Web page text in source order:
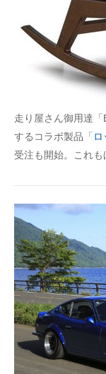
走り屋さん御用達
するコラボ製品「
受注も開始。これ